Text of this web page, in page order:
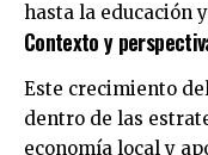
hasta la educación
Contexto y
Este crecimiento
dentro de las
economía local y